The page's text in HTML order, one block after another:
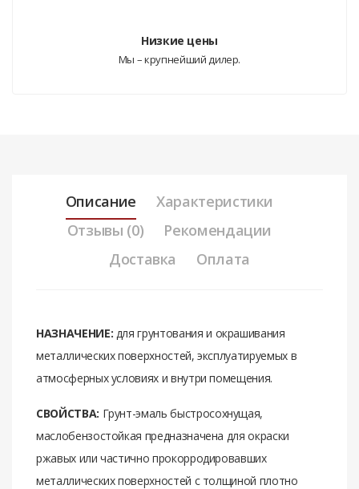
Низкие цены
Мы – крупнейший дилер.
Описание
Характеристики
Отзывы (0)
Рекомендации
Доставка
Оплата
НАЗНАЧЕНИЕ: для грунтования и окрашивания
металлических поверхностей, эксплуатируемых в
атмосферных условиях и внутри помещения.
СВОЙСТВА: Грунт-эмаль быстросохнущая,
маслобензостойкая предназначена для окраски
ржавых или частично прокорродировавших
металлических поверхностей с толщиной плотно